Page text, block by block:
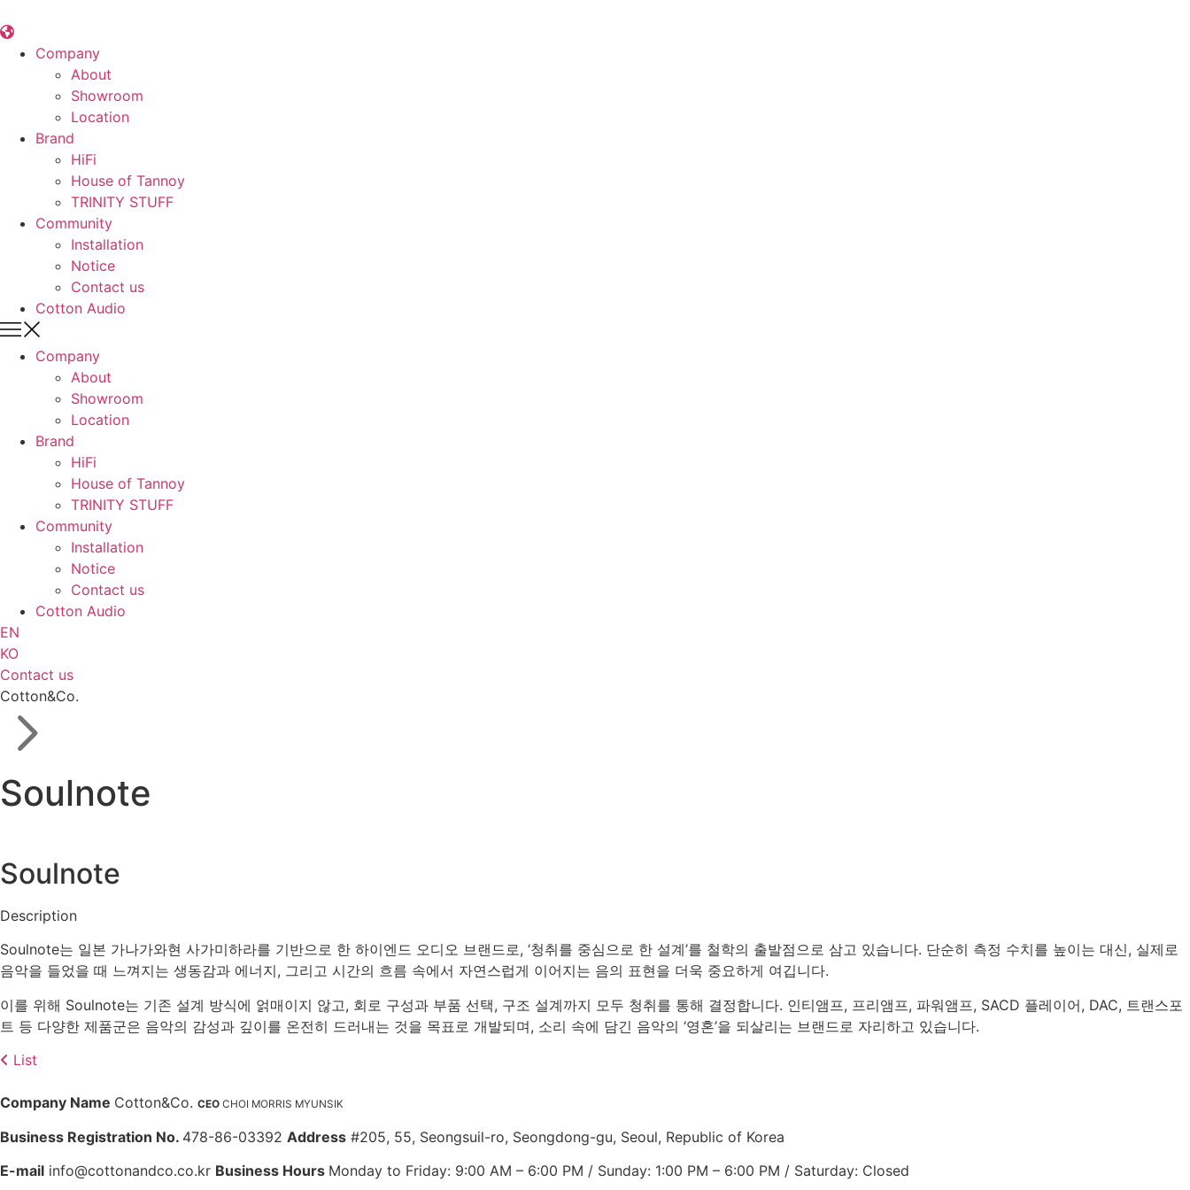
텐
Company
About
Showroom
Location
Brand
HiFi
House of Tannoy
TRINITY STUFF
Community
Installation
Notice
Contact us
Cotton Audio
Company
About
Showroom
Location
Brand
HiFi
House of Tannoy
TRINITY STUFF
Community
Installation
Notice
Contact us
Cotton Audio
EN
KO
Contact us
Cotton&Co.
Soulnote
Soulnote
Description
Soulnote는 일본 가나가와현 사가미하라를 기반으로 한 하이엔드 오디오 브랜드로, ‘청취를 중심으로 한 설계’를 철학의 출발점으로 삼고 있습니다. 단순히 측정 수치를 높이는 대신, 실제로
음악을 들었을 때 느껴지는 생동감과 에너지, 그리고 시간의 흐름 속에서 자연스럽게 이어지는 음의 표현을 더욱 중요하게 여깁니다.
이를 위해 Soulnote는 기존 설계 방식에 얽매이지 않고, 회로 구성과 부품 선택, 구조 설계까지 모두 청취를 통해 결정합니다. 인티앰프, 프리앰프, 파워앰프, SACD 플레이어, DAC, 트랜스포
트 등 다양한 제품군은 음악의 감성과 깊이를 온전히 드러내는 것을 목표로 개발되며, 소리 속에 담긴 음악의 ‘영혼’을 되살리는 브랜드로 자리하고 있습니다.
List
Company Name Cotton&Co. CEO CHOI MORRIS MYUNSIK
Business Registration No. 478-86-03392 Address #205, 55, Seongsuil-ro, Seongdong-gu, Seoul, Republic of Korea
E-mail info@cottonandco.co.kr Business Hours Monday to Friday: 9:00 AM – 6:00 PM / Sunday: 1:00 PM – 6:00 PM / Saturday: Closed